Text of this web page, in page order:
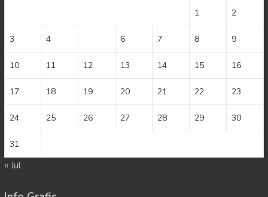
1 2
3 4 6 7 8 9
10 11 12 13 14 15 16
17 18 19 20 21 22 23
24 25 26 27 28 29 30
31
« Jul